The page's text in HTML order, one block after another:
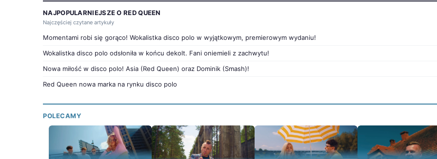
NAJPOPULARNIEJSZE O RED QUEEN
Najczęściej czytane artykuły
Momentami robi się gorąco! Wokalistka disco polo w wyjątkowym, premierowym wydaniu!
Wokalistka disco polo odsłoniła w końcu dekolt. Fani oniemieli z zachwytu!
Nowa miłość w disco polo! Asia (Red Queen) oraz Dominik (Smash)!
Red Queen nowa marka na rynku disco polo
POLECAMY